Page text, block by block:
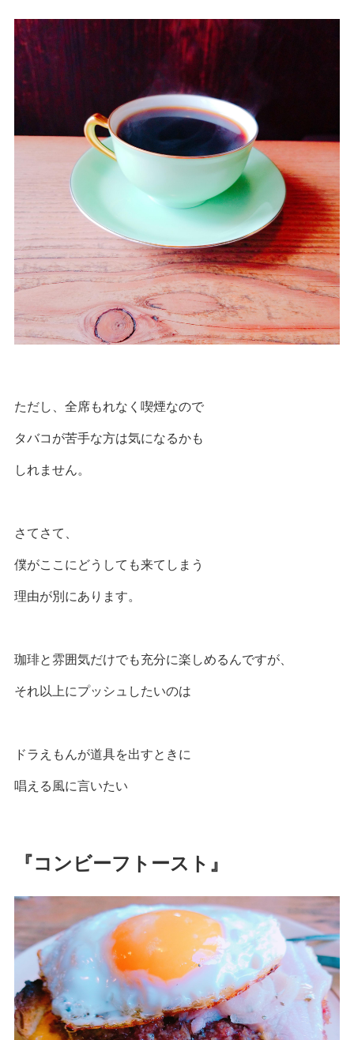
ただし、全席もれなく喫煙なので
タバコが苦手な方は気になるかも
しれません。
さてさて、
僕がここにどうしても来てしまう
理由が別にあります。
珈琲と雰囲気だけでも充分に楽しめるんですが、
それ以上にプッシュしたいのは
ドラえもんが道具を出すときに
唱える風に言いたい
『コンビーフトースト』